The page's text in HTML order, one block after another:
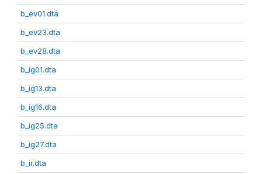
b_ev01.dta
b_ev23.dta
b_ev28.dta
b_ig01.dta
b_ig13.dta
b_ig16.dta
b_ig25.dta
b_ig27.dta
b_ir.dta